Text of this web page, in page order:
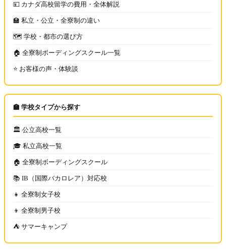
💴 カナダ高校留学の費用・全体解説
🏫 私立・公立・全寮制の違い
🗺️ 学校・都市の選び方
🏠 全寮制ボーディングスクール一覧
⭐ お客様の声・体験談
🏫 学校タイプから探す
🏛️ 公立高校一覧
🎓 私立高校一覧
🏠 全寮制ボーディングスクール
📚 IB（国際バカロレア）対応校
👧 全寮制女子校
👦 全寮制男子校
⛺ サマーキャンプ